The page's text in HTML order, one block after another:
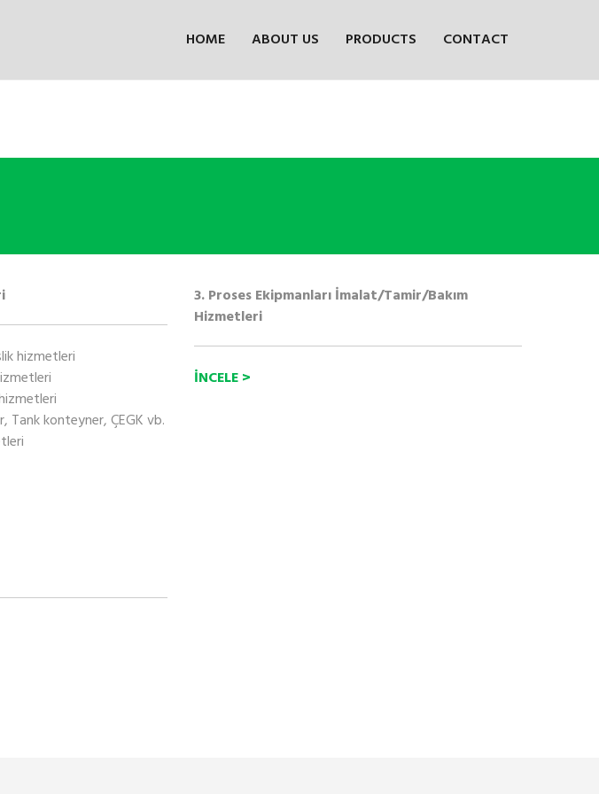
HOME
ABOUT US PRODUCTS CONTACT
hizmetleri
Tank konteyner, ÇEGK vb.
3. Proses Ekipmanları İmalat/Tamir/Bakım
Hizmetleri
İNCELE >